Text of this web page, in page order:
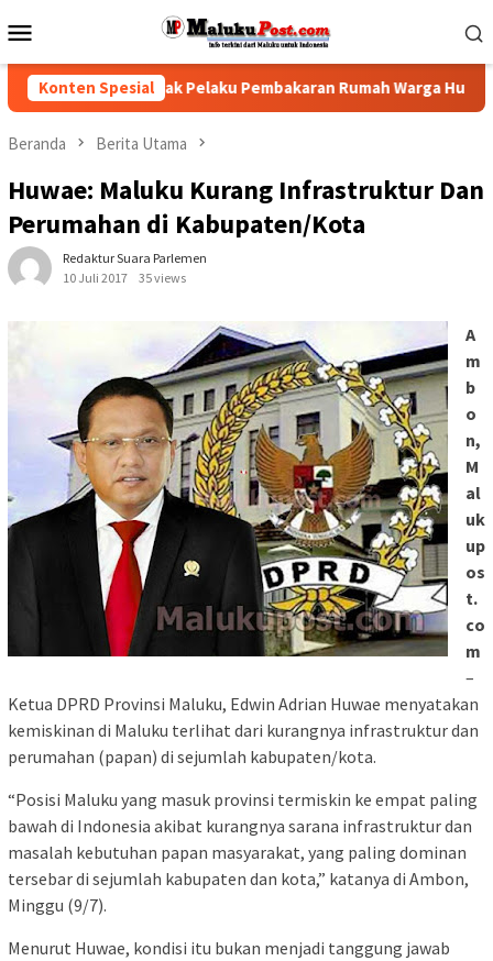
ke
Mobile
Konten Spesial
Polisi Tindak Pelaku Pembakaran Rumah Warga Hunuth
Beranda Berita Utama
Huwae: Maluku Kurang Infrastruktur Dan
Perumahan di Kabupaten/Kota
Redaktur Suara Parlemen
10 Juli 2017
35 views
A
m
b
o
n,
M
al
uk
up
os
t.
co
m
–
Ketua DPRD Provinsi Maluku, Edwin Adrian Huwae menyatakan
kemiskinan di Maluku terlihat dari kurangnya infrastruktur dan
perumahan (papan) di sejumlah kabupaten/kota.
“Posisi Maluku yang masuk provinsi termiskin ke empat paling
bawah di Indonesia akibat kurangnya sarana infrastruktur dan
masalah kebutuhan papan masyarakat, yang paling dominan
tersebar di sejumlah kabupaten dan kota,” katanya di Ambon,
Minggu (9/7).
Menurut Huwae, kondisi itu bukan menjadi tanggung jawab